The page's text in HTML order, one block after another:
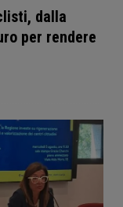
dalla
per rendere